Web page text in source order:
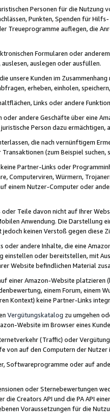
Personen für die Nutzung
Punkten, Spenden für
Treueprogramme auflegen, die
Formularen oder
auslegen oder ausfüllen.
unsere Kunden im
erheben, einholen,
Links oder andere
oder andere Geschäfte über eine
Person dazu
die nach vernünftigem
(zum Beispiel
Partner-Links oder
Computerviren, Würmern,
einem Nutzer-Computer oder
Teile davon nicht auf Ihrer
Anwendung. Die Darstellung
keinen Verstoß gegen diese
oder andere Inhalte, die eine
einstellen oder bereitstellen, mit
Website befindlichen Material
einer Amazon-Website
einem Forum, einem
Kontext) keine Partner-Links
Vergütungskatalog zu umgehen
Website im Browser eines
(Traffic) oder
von auf den Computern der
Softwareprogramme oder auf
oder Sternebewertungen
die Creators API und die PA API
Voraussetzungen für die